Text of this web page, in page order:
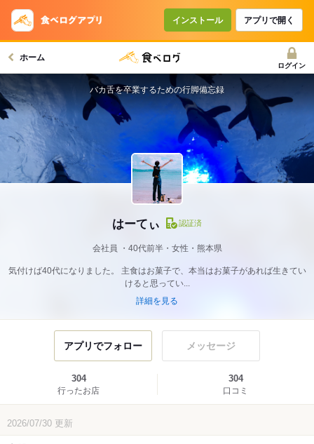
インストール アプリで開く
ホーム
ログイン
はーてぃ 認証済
会社員 40代前半・女性・熊本県
気付けば40代になりました。 主食はお菓子で、本当はお菓子があれば生きてい
けると思ってい...
詳細を見る
バカ舌を卒業するための行脚備忘録
アプリでフォロー メッセージ
304
行ったお店
304
口コミ
2026/07/30 更新